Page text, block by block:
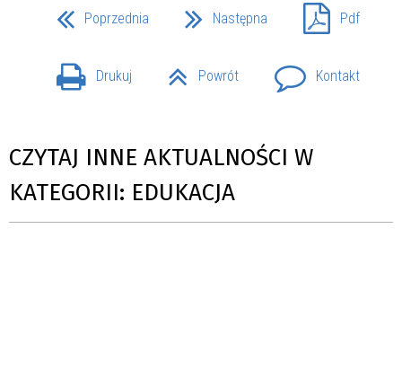
Poprzednia Następna Pdf
Drukuj Powrót Kontakt
CZYTAJ INNE AKTUALNOŚCI W
KATEGORII: EDUKACJA